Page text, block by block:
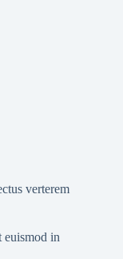
verterem
euismod in